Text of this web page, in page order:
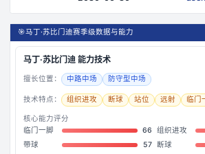
🎯马丁·苏比门迪赛季级数据与能力
马丁·苏比门迪能力技术
擅长位置： 中路中场 防守型中场
技术特点： 组织进攻 断球 站位 远射 临门
核心能力评分
临门一脚
66 组织进攻
带球
57 断球